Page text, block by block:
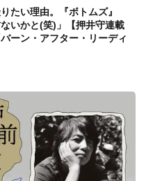
たい理由。『ボトムズ』
いかと(笑)」【押井守連載
ーン・アフター・リーディ